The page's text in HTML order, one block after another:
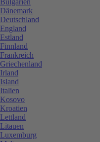
Dänemark
Deutschland
England
Estland
Finnland
Frankreich
Griechenland
Irland
Island
Italien
Kosovo
Kroatien
Lettland
Litauen
Luxemburg